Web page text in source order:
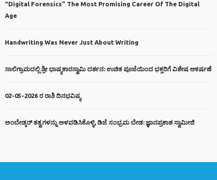
“Digital Forensics” The Most Promising Career Of The Digital
Age
Handwriting Was Never Just About Writing
ಸಾಲಿಗ್ರಾಮದಲ್ಲಿ ಶ್ರೀ ಭಾಷ್ಯಕಾರಸ್ವಾಮಿ ದರ್ಶನ: ಉಚಿತ ಪೂಜೆಯಿಂದ ಭಕ್ತರಿಗೆ ವಿಶೇಷ ಆಕರ್ಷಣೆ
02-05-2026 ರ ರಾಶಿ ದಿನಭವಿಷ್ಯ
ಅಂಬೇಡ್ಕರ್ ತತ್ವಗಳನ್ನು ಅಳವಡಿಸಿಕೊಳ್ಳಿ, ಡಿಜೆ ಸಂಭ್ರಮ ಬೇಡ: ಜ್ಞಾನಪ್ರಕಾಶ ಸ್ವಾಮೀಜಿ